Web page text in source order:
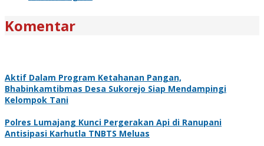
Komentar
Aktif Dalam Program Ketahanan Pangan,
Bhabinkamtibmas Desa Sukorejo Siap Mendampingi
Kelompok Tani
Polres Lumajang Kunci Pergerakan Api di Ranupani
Antisipasi Karhutla TNBTS Meluas